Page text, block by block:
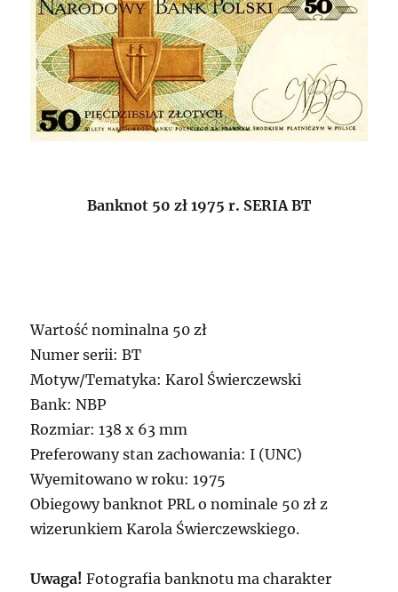
Banknot 50 zł 1975 r. SERIA BT
Wartość nominalna 50 zł
Numer serii: BT
Motyw/Tematyka: Karol Świerczewski
Bank: NBP
Rozmiar: 138 x 63 mm
Preferowany stan zachowania: I (UNC)
Wyemitowano w roku: 1975
Obiegowy banknot PRL o nominale 50 zł z
wizerunkiem Karola Świerczewskiego.
Uwaga! Fotografia banknotu ma charakter